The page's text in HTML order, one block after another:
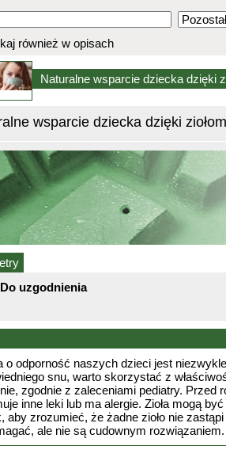
również w opisach
Naturalne wsparcie dziecka dzięki
wsparcie dziecka dzięki
Do uzgodnienia
o odporność naszych dzieci jest
snu, warto skorzystać z
zgodnie z zaleceniami pediatry. Przed
inne leki lub ma alergie. Zioła mogą
aby zrozumieć, że żadne zioło nie
ale nie są cudownym rozwiązaniem.